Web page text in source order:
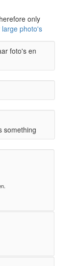
only
photo's
foto's en
something